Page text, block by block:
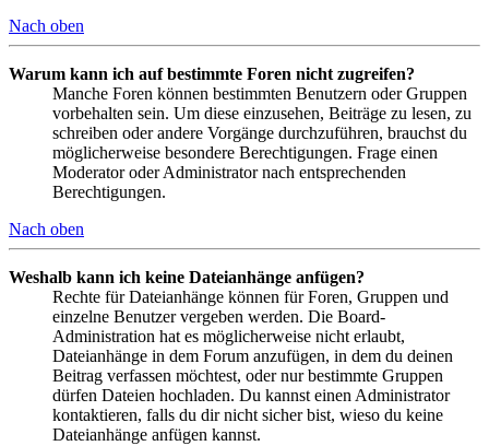
Nach oben
Warum kann ich auf bestimmte Foren nicht zugreifen?
Manche Foren können bestimmten Benutzern oder Gruppen
vorbehalten sein. Um diese einzusehen, Beiträge zu lesen, zu
schreiben oder andere Vorgänge durchzuführen, brauchst du
möglicherweise besondere Berechtigungen. Frage einen
Moderator oder Administrator nach entsprechenden
Berechtigungen.
Nach oben
Weshalb kann ich keine Dateianhänge anfügen?
Rechte für Dateianhänge können für Foren, Gruppen und
einzelne Benutzer vergeben werden. Die Board-
Administration hat es möglicherweise nicht erlaubt,
Dateianhänge in dem Forum anzufügen, in dem du deinen
Beitrag verfassen möchtest, oder nur bestimmte Gruppen
dürfen Dateien hochladen. Du kannst einen Administrator
kontaktieren, falls du dir nicht sicher bist, wieso du keine
Dateianhänge anfügen kannst.